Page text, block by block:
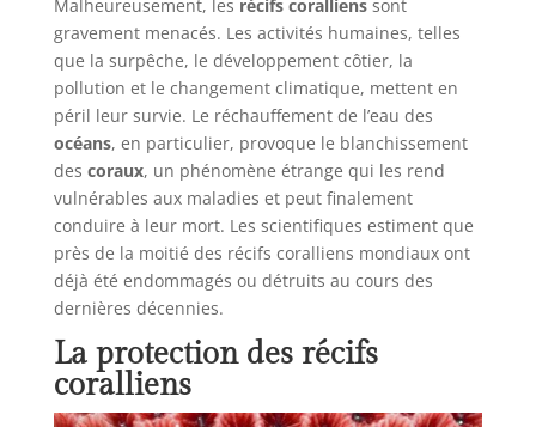
Malheureusement, les récifs corallienssont
gravement menacés. Les activités humaines, telles
que la surpêche, le développement côtier, la
pollution et le changement climatique, mettent en
péril leur survie. Le réchauffement de l’eau des
océans, en particulier, provoque le blanchissement
des coraux, un phénomène étrange qui les rend
vulnérables aux maladies et peut finalement
conduire à leur mort. Les scientifiques estiment que
près de la moitié des récifs coralliens mondiaux ont
déjà été endommagés ou détruits au cours des
dernières décennies.
La protection des récifs
coralliens